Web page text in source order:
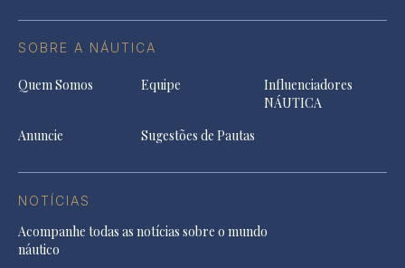
SOBRE A NÁUTICA
Quem Somos Equipe
Influenciadores
NÁUTICA
Anuncie
Sugestões de Pautas
NOTÍCIAS
Acompanhe todas as notícias sobre o mundo
náutico